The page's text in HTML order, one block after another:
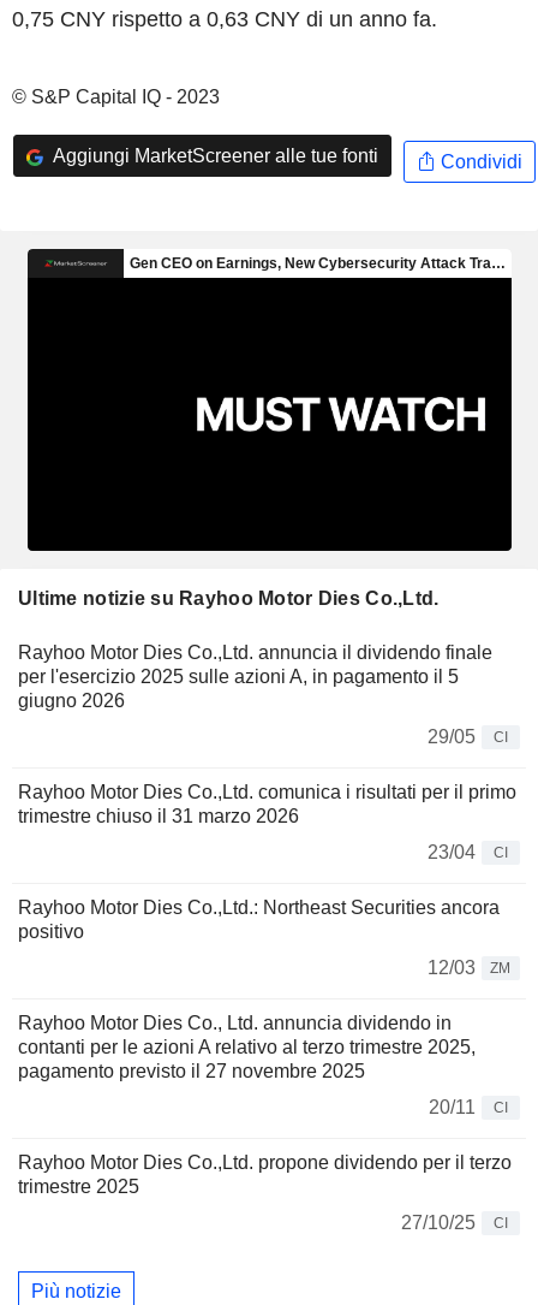
0,75 CNY rispetto a 0,63 CNY di un anno fa.
© S&P Capital IQ - 2023
Aggiungi MarketScreener alle tue fonti Condividi
Ultime notizie su Rayhoo Motor Dies Co.,Ltd.
Rayhoo Motor Dies Co.,Ltd. annuncia il dividendo finale
per l'esercizio 2025 sulle azioni A, in pagamento il 5
giugno 2026
29/05
CI
Rayhoo Motor Dies Co.,Ltd. comunica i risultati per il primo
trimestre chiuso il 31 marzo 2026
23/04
CI
Rayhoo Motor Dies Co.,Ltd.: Northeast Securities ancora
positivo
12/03
ZM
Rayhoo Motor Dies Co., Ltd. annuncia dividendo in
contanti per le azioni A relativo al terzo trimestre 2025,
pagamento previsto il 27 novembre 2025
20/11
CI
Rayhoo Motor Dies Co.,Ltd. propone dividendo per il terzo
trimestre 2025
27/10/25
CI
Più notizie